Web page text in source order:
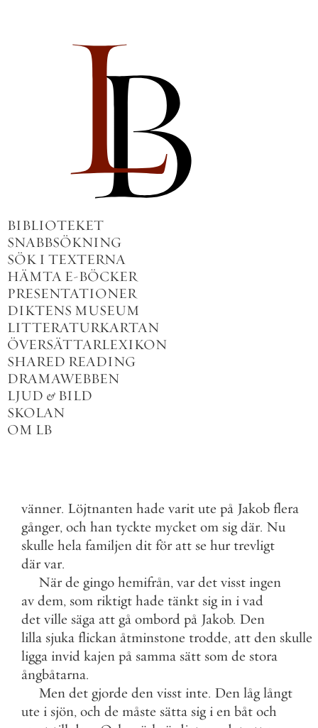
BIBLIOTEKET
SNABBSÖKNING
SÖK I TEXTERNA
HÄMTA E-BÖCKER
PRESENTATIONER
DIKTENS MUSEUM
LITTERATURKARTAN
ÖVERSÄTTARLEXIKON
SHARED READING
DRAMAWEBBEN
LJUD & BILD
SKOLAN
OM LB
vänner. Löjtnanten hade varit ute på Jakob flera
gånger, och han tyckte mycket om sig där. Nu
skulle hela familjen dit för att se hur trevligt
där var.
När de gingo hemifrån, var det visst ingen
av dem, som riktigt hade tänkt sig in i vad
det ville säga att gå ombord på Jakob. Den
lilla sjuka flickan åtminstone trodde, att den skulle
ligga invid kajen på samma sätt som de stora
ångbåtarna.
Men det gjorde den visst inte. Den låg långt
ute i sjön, och de måste sätta sig i en båt och